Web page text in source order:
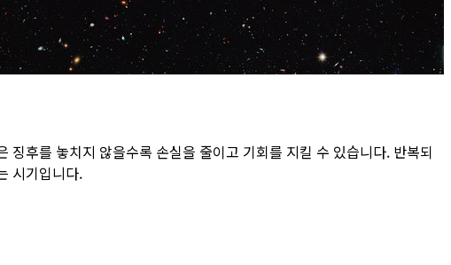
후를 놓치지 않을수록 손실을 줄이고 기회를 지킬 수 있습니다. 반복되
시기입니다.